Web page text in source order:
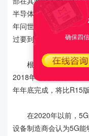
半导体日前表态正在开
年问世。同时预计在
过要到2020年的R16才
根据国际标准组织
2018年6月会有第一个
年年底完成，将比R15
在2020年以前，5G
设备制造商会认为5G
确保四